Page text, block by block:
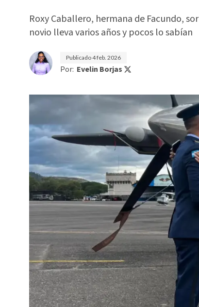
Roxy Caballero, hermana de Facundo,
novio lleva varios años y pocos lo sabían
Publicado4 feb. 2026
Por: Evelin Borjas